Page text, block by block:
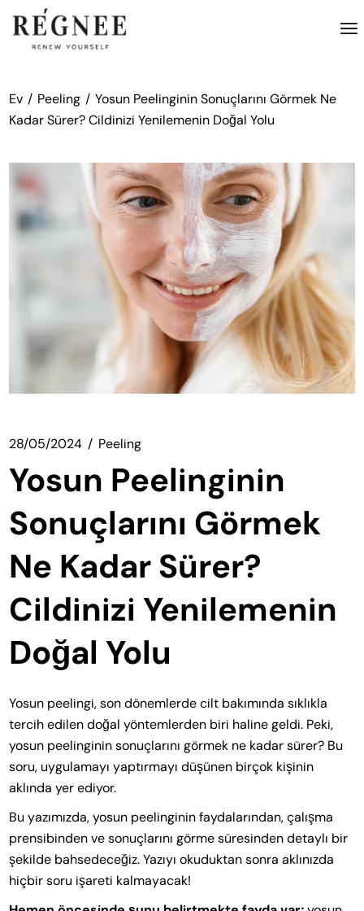
atla
Ev Peeling
Yosun Peelinginin Sonuçlarını Görmek Ne
Kadar Sürer? Cildinizi Yenilemenin Doğal Yolu
28/05/2024 Peeling
Yosun Peelinginin
Sonuçlarını Görmek
Ne Kadar Sürer?
Cildinizi Yenilemenin
Doğal Yolu
Yosun peelingi, son dönemlerde cilt bakımında sıklıkla
tercih edilen doğal yöntemlerden biri haline geldi. Peki,
yosun peelinginin sonuçlarını görmek ne kadar sürer? Bu
soru, uygulamayı yaptırmayı düşünen birçok kişinin
aklında yer ediyor.
Bu yazımızda, yosun peelinginin faydalarından, çalışma
prensibinden ve sonuçlarını görme süresinden detaylı bir
şekilde bahsedeceğiz. Yazıyı okuduktan sonra aklınızda
hiçbir soru işareti kalmayacak!